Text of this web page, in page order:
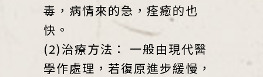
毒，病情來的急，痊癒的也
快。
(2)治療方法： 一般由現代醫
學作處理，若復原進步緩慢，